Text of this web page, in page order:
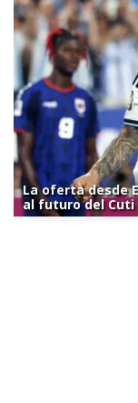
La oferta desde
al futuro del Cuti